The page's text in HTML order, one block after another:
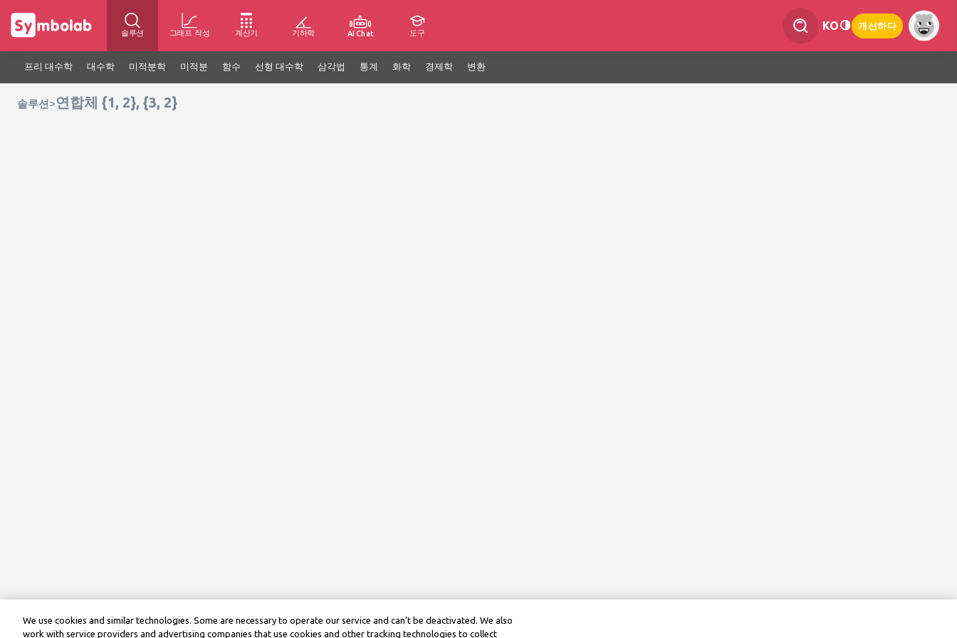
솔루션 그래프 작성 계산기 기하학 AI Chat 도구
KO 개선하다
프리 대수학 대수학 미적분학 미적분 함수 선형 대수학 삼각법 통계 화학 경제학 변환
솔루션 >연합체 {1, 2}, {3, 2}
We use cookies and similar technologies. Some are necessary to operate our service and can’t be deactivated. We also
work with service providers and advertising companies that use cookies and other tracking technologies to collect